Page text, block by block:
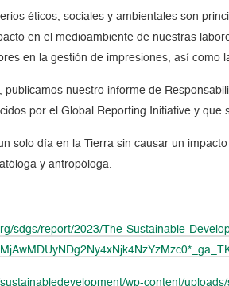
éticos, sociales y ambientales son
en el medioambiente de nuestras
en la gestión de impresiones, así como
publicamos nuestro informe de
por el Global Reporting Initiative y
solo día en la Tierra sin causar un
y antropóloga.
sdgs/report/2023/The-Sustainable-
wp-content/